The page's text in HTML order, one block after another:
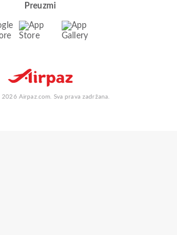
Preuzmi
Airpaz.com. Sva prava zadržana.